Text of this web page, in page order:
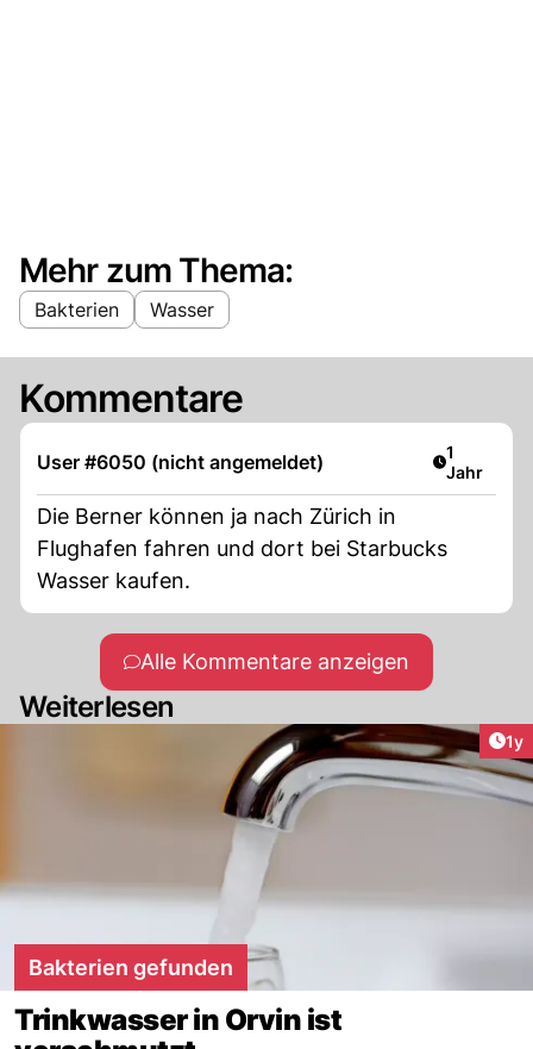
Mehr zum Thema:
Bakterien Wasser
Kommentare
User #6050 (nicht angemeldet) Artikel
1
Jahr
Die Berner können ja nach Zürich in
Flughafen fahren und dort bei Starbucks
Wasser kaufen.
Alle Kommentare anzeigen
Weiterlesen
1y
Bakterien gefunden
Trinkwasser in Orvin ist